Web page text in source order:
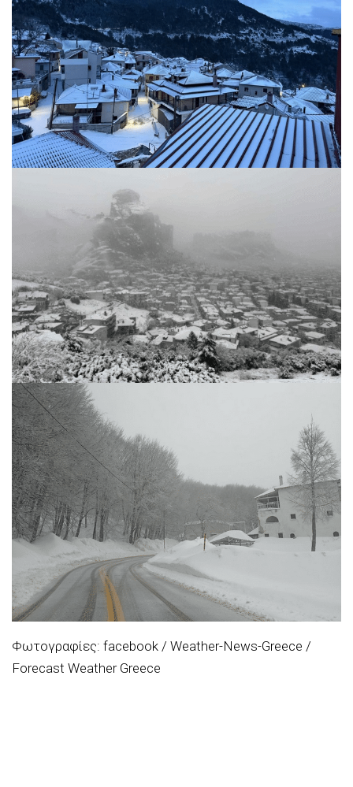
Φωτογραφίες: facebook / Weather-News-Greece /
Forecast Weather Greece